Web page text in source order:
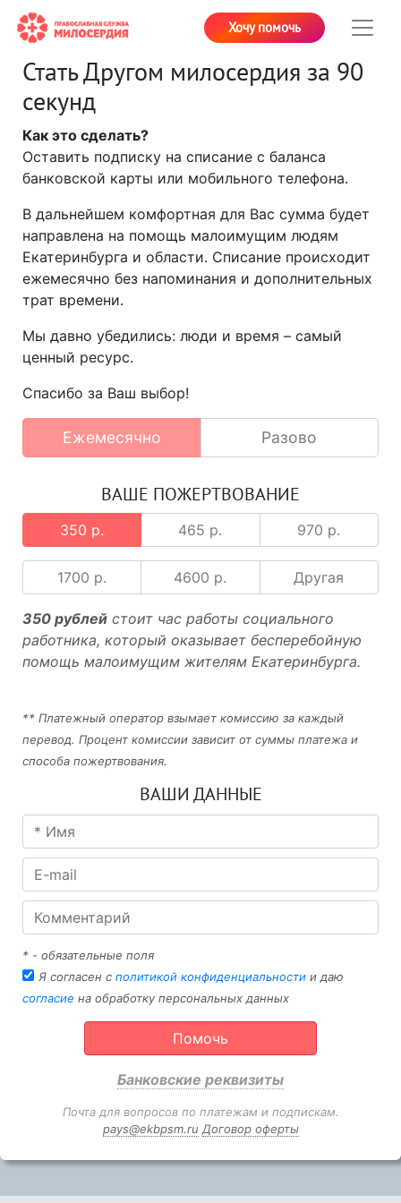
Хочу помочь
Стать Другом милосердия за 90
секунд
Как это сделать?
Оставить подписку на списание с баланса
банковской карты или мобильного телефона.
В дальнейшем комфортная для Вас сумма будет
направлена на помощь малоимущим людям
Екатеринбурга и области. Списание происходит
ежемесячно без напоминания и дополнительных
трат времени.
Мы давно убедились: люди и время – самый
ценный ресурс.
Спасибо за Ваш выбор!
Ежемесячно Разово
ВАШЕ ПОЖЕРТВОВАНИЕ
350 р. 465 р. 970 р.
1700 р. 4600 р. Другая
350 рублей стоит час работы социального
работника, который оказывает бесперебойную
помощь малоимущим жителям Екатеринбурга.
** Платежный оператор взымает комиссию за каждый
перевод. Процент комиссии зависит от суммы платежа и
способа пожертвования.
ВАШИ ДАННЫЕ
* - обязательные поля
Я согласен с политикой конфиденциальности и даю
согласие на обработку персональных данных
Помочь
Банковские реквизиты
Почта для вопросов по платежам и подпискам.
pays@ekbpsm.ru Договор оферты